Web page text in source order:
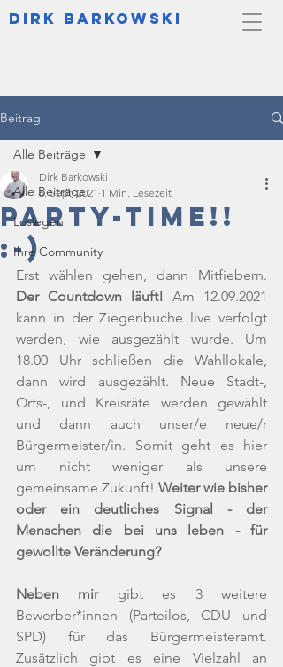
DIrk Barkowski
Beitrag
Alle Beiträge
Loslegen
Ihre Community
Alle Beiträge
Party-Time!!
:-)
Dirk Barkowski
6. Sept. 2021 1 Min. Lesezeit
Der Countdown läuft! Am 12.09.2021
kann in der Ziegenbuche live verfolgt
werden, wie ausgezählt wurde. Um
18.00 Uhr schließen die Wahllokale,
dann wird ausgezählt. Neue Stadt-,
Orts-, und Kreisräte werden gewählt
und dann auch unser/e neue/r
Bürgermeister/in. Somit geht es hier
um nicht weniger als unsere
gemeinsame Zukunft! Weiter wie bisher
oder ein deutliches Signal - der
Menschen die bei uns leben - für
gewollte Veränderung?
Neben mir gibt es 3 weitere
Bewerber*innen (Parteilos, CDU und
SPD) für das Bürgermeisteramt.
Zusätzlich gibt es eine Vielzahl an